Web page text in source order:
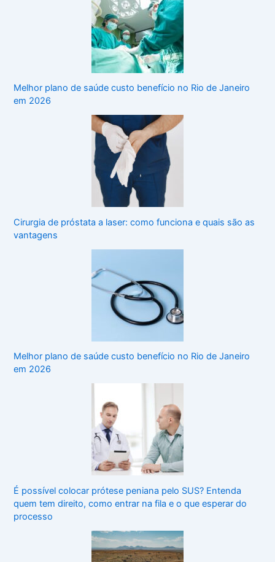
Melhor plano de saúde custo benefício no Rio de Janeiro
em 2026
Cirurgia de próstata a laser: como funciona e quais são as
vantagens
Melhor plano de saúde custo benefício no Rio de Janeiro
em 2026
É possível colocar prótese peniana pelo SUS? Entenda
quem tem direito, como entrar na fila e o que esperar do
processo